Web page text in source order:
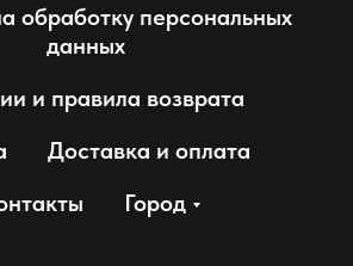
обработку персональных
данных
и правила возврата
Доставка и оплата
Город